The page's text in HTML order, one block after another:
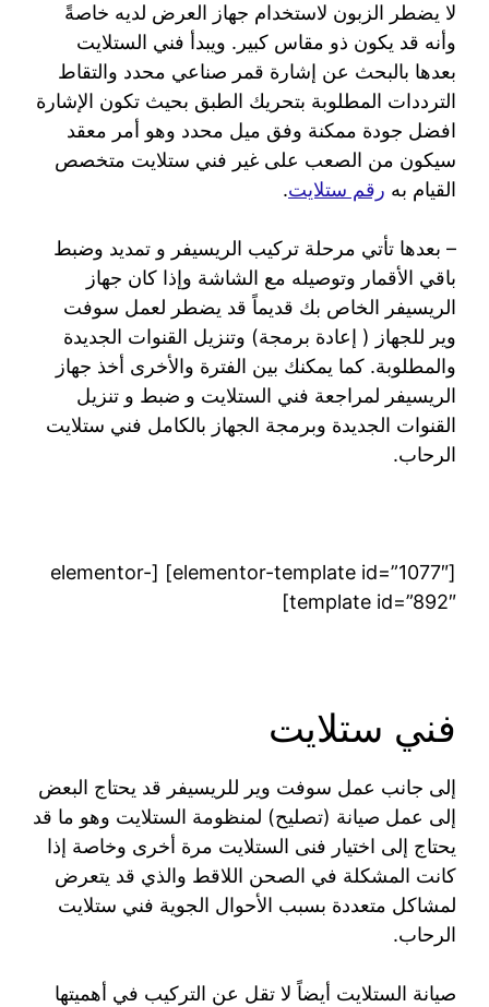
لا يضطر الزبون لاستخدام جهاز العرض لديه خاصةً
وأنه قد يكون ذو مقاس كبير. ويبدأ فني الستلايت
بعدها بالبحث عن إشارة قمر صناعي محدد والتقاط
الترددات المطلوبة بتحريك الطبق بحيث تكون الإشارة
افضل جودة ممكنة وفق ميل محدد وهو أمر معقد
سيكون من الصعب على غير فني ستلايت متخصص
القيام به رقم ستلايت.
– بعدها تأتي مرحلة تركيب الريسيفر و تمديد وضبط
باقي الأقمار وتوصيله مع الشاشة وإذا كان جهاز
الريسيفر الخاص بك قديماً قد يضطر لعمل سوفت
وير للجهاز ( إعادة برمجة) وتنزيل القنوات الجديدة
والمطلوبة. كما يمكنك بين الفترة والأخرى أخذ جهاز
الريسيفر لمراجعة فني الستلايت و ضبط و تنزيل
القنوات الجديدة وبرمجة الجهاز بالكامل فني ستلايت
الرحاب.
[elementor-template id=”1077″] [elementor-
template id=”892″]
فني ستلايت
إلى جانب عمل سوفت وير للريسيفر قد يحتاج البعض
إلى عمل صيانة (تصليح) لمنظومة الستلايت وهو ما قد
يحتاج إلى اختيار فنى الستلايت مرة أخرى وخاصة إذا
كانت المشكلة في الصحن اللاقط والذي قد يتعرض
لمشاكل متعددة بسبب الأحوال الجوية فني ستلايت
الرحاب.
صيانة الستلايت أيضاً لا تقل عن التركيب في أهميتها